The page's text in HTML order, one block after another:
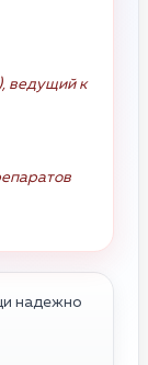
ведущий к
надежно